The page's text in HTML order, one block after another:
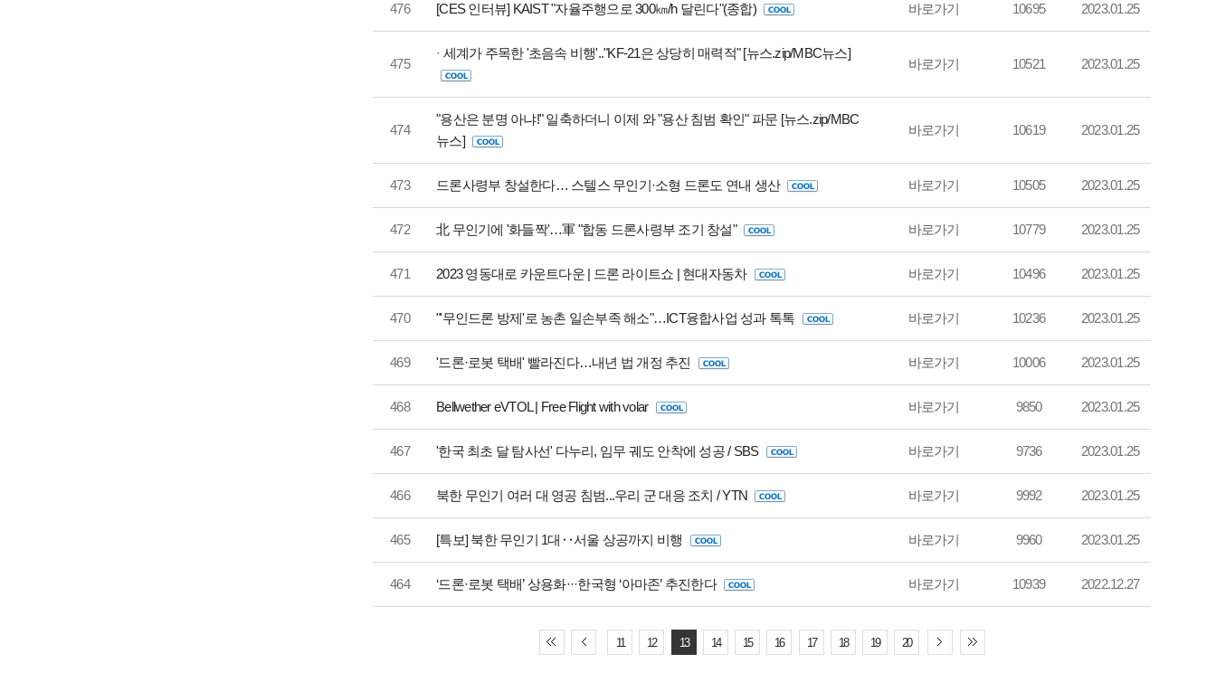
476 [CES 인터뷰] KAIST "자율주행으로 300㎞/h 달린다"(종합) 바로가기 10695 2023.01.25
475
· 세계가 주목한 '초음속 비행'.."KF-21은 상당히 매력적" [뉴스.zip/MBC뉴스]
바로가기 10521 2023.01.25
474
"용산은 분명 아냐!" 일축하더니 이제 와 "용산 침범 확인" 파문 [뉴스.zip/MBC
뉴스]
바로가기 10619 2023.01.25
473 드론사령부 창설한다… 스텔스 무인기·소형 드론도 연내 생산 바로가기 10505 2023.01.25
472 北 무인기에 '화들짝'…軍 "합동 드론사령부 조기 창설" 바로가기 10779 2023.01.25
471 2023 영동대로 카운트다운 | 드론 라이트쇼 | 현대자동차 바로가기 10496 2023.01.25
470 "'무인드론 방제'로 농촌 일손부족 해소"…ICT융합사업 성과 톡톡 바로가기 10236 2023.01.25
469 '드론·로봇 택배' 빨라진다…내년 법 개정 추진 바로가기 10006 2023.01.25
468 Bellwether eVTOL | Free Flight with volar 바로가기 9850 2023.01.25
467 '한국 최초 달 탐사선' 다누리, 임무 궤도 안착에 성공 / SBS 바로가기 9736 2023.01.25
466 북한 무인기 여러 대 영공 침범...우리 군 대응 조치 / YTN 바로가기 9992 2023.01.25
465 [특보] 북한 무인기 1대‥서울 상공까지 비행 바로가기 9960 2023.01.25
464 ‘드론·로봇 택배’ 상용화···한국형 ‘아마존’ 추진한다 바로가기 10939 2022.12.27
11 12 13 14 15 16 17 18 19 20